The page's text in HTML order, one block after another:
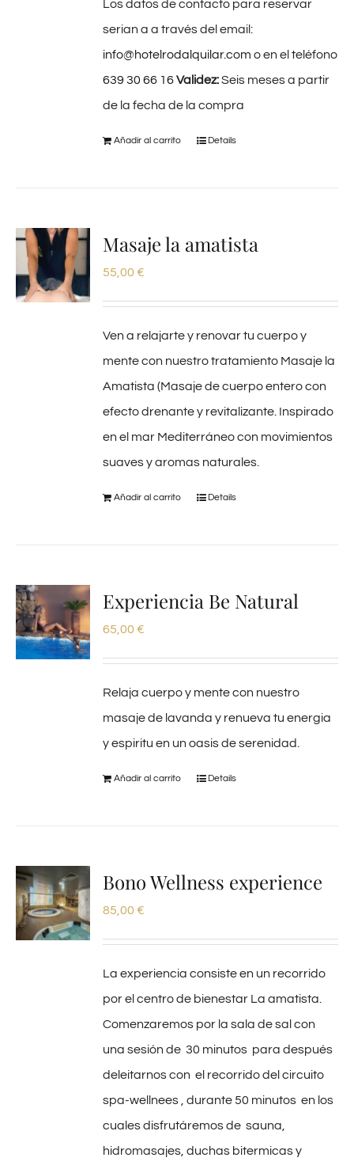
Los datos de contacto para reservar
serian a a través del email:
info@hotelrodalquilar.com o en el teléfono
639 30 66 16Validez:Seis meses a partir
de la fecha de la compra
Añadir al carrito Details
Masaje la amatista
55,00 €
Ven a relajarte y renovar tu cuerpo y
mente con nuestro tratamiento Masaje la
Amatista (Masaje de cuerpo entero con
efecto drenante y revitalizante. Inspirado
en el mar Mediterráneo con movimientos
suaves y aromas naturales.
Añadir al carrito Details
Experiencia Be Natural
65,00 €
Relaja cuerpo y mente con nuestro
masaje de lavanda y renueva tu energia
y espiritu en un oasis de serenidad.
Añadir al carrito Details
Bono Wellness experience
85,00 €
La experiencia consiste en un recorrido
por el centro de bienestar La amatista.
Comenzaremos por la sala de sal con
una sesión de 30 minutos para después
deleitarnos con el recorrido del circuito
spa-wellnees , durante 50 minutos en los
cuales disfrutáremos de sauna,
hidromasajes, duchas bitermicas y